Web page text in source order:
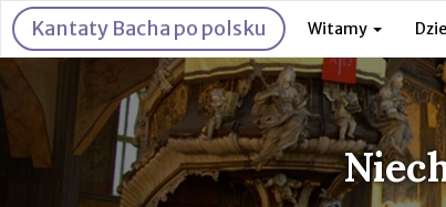
Kantaty Bacha po polsku Witamy